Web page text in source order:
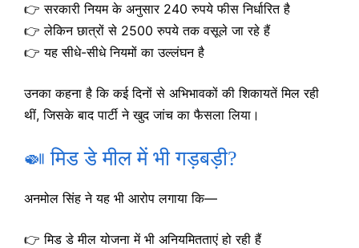
👉 सरकारी नियम के अनुसार 240 रुपये फीस निर्धारित है
👉 लेकिन छात्रों से 2500 रुपये तक वसूले जा रहे हैं
👉 यह सीधे-सीधे नियमों का उल्लंघन है
उनका कहना है कि कई दिनों से अभिभावकों की शिकायतें मिल रही
थीं, जिसके बाद पार्टी ने खुद जांच का फैसला लिया।
🍛 मिड डे मील में भी गड़बड़ी?
अनमोल सिंह ने यह भी आरोप लगाया कि—
👉 मिड डे मील योजना में भी अनियमितताएं हो रही हैं